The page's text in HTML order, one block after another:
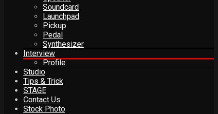
Soundcard
Launchpad
Pickup
Pedal
Synthesizer
Interview
Profile
Studio
Tips & Trick
STAGE
Contact Us
Stock Photo